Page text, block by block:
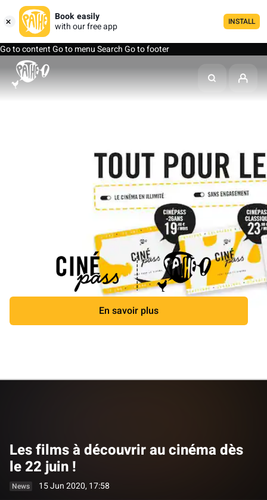
Book easily
with our free app
INSTALL
Go to contentGo to menuSearchGo to footer
En savoir plus
Les films à découvrir au cinéma dès
le 22 juin !
News 15 Jun 2020, 17:58